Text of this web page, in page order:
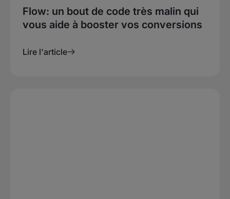
Flow: un bout de code très malin qui
vous aide à booster vos conversions
Lire l'article